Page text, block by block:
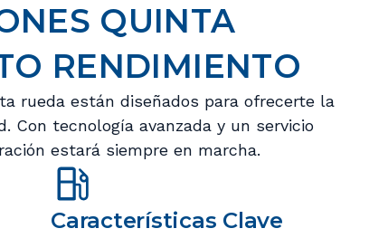
QUINTA
RENDIMIENTO
rueda están diseñados para ofrecerte la
Con tecnología avanzada y un servicio
estará siempre en marcha.
Características Clave